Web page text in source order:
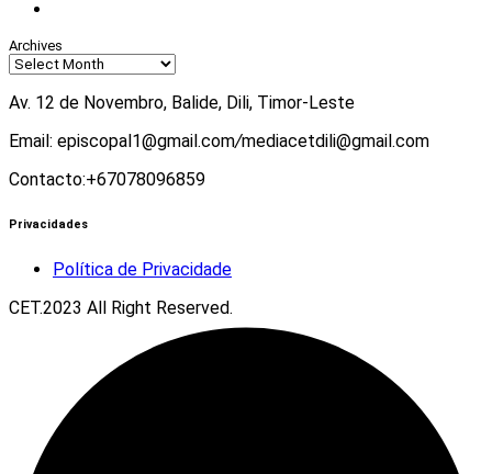
Archives
Av. 12 de Novembro, Balide, Dili, Timor-Leste
Email: episcopal1@gmail.com/mediacetdili@gmail.com
Contacto:+67078096859
Privacidades
Política de Privacidade
CET.2023 All Right Reserved.